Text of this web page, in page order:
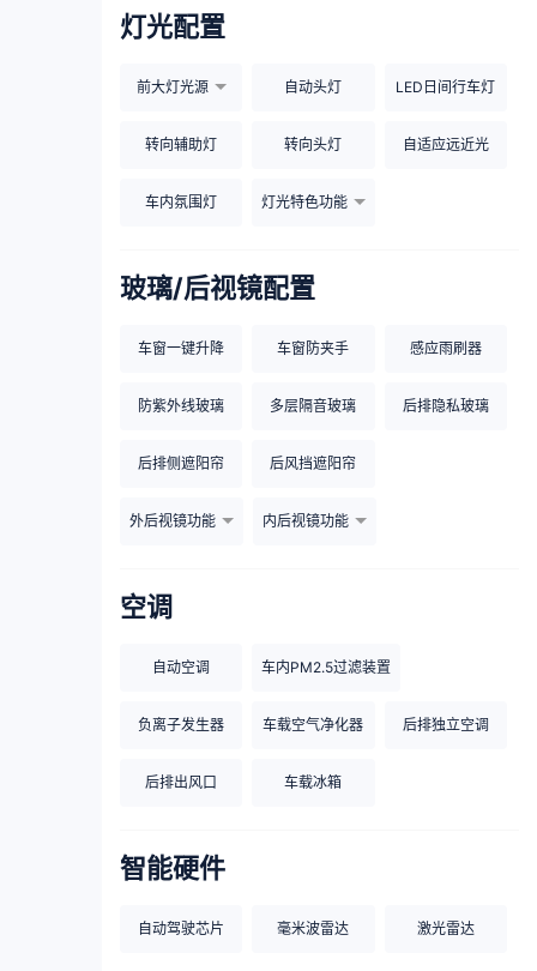
灯光配置
前大灯光源 自动头灯 LED日间行车灯
转向辅助灯 转向头灯 自适应远近光
车内氛围灯 灯光特色功能
玻璃/后视镜配置
车窗一键升降 车窗防夹手 感应雨刷器
防紫外线玻璃 多层隔音玻璃 后排隐私玻璃
后排侧遮阳帘 后风挡遮阳帘
外后视镜功能 内后视镜功能
空调
自动空调 车内PM2.5过滤装置
负离子发生器 车载空气净化器 后排独立空调
后排出风口 车载冰箱
智能硬件
自动驾驶芯片 毫米波雷达 激光雷达